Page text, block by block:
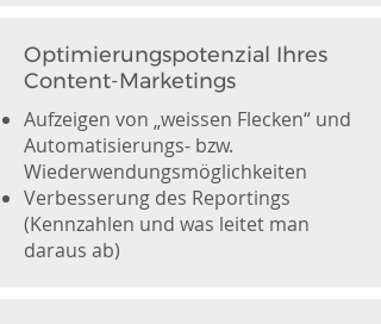
Optimierungspotenzial Ihres
Content-Marketings
Aufzeigen von „weissen Flecken“ und
Automatisierungs- bzw.
Wiederwendungsmöglichkeiten
Verbesserung des Reportings
(Kennzahlen und was leitet man
daraus ab)